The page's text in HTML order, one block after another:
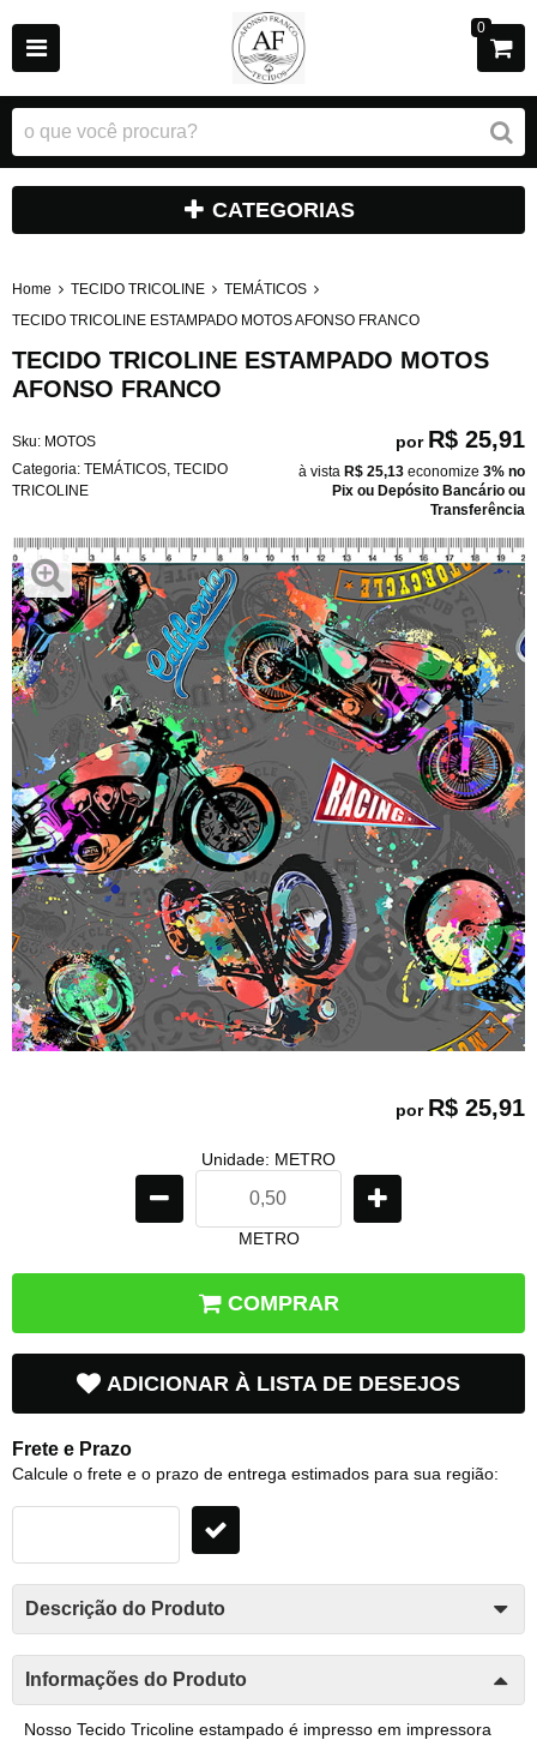
0
CATEGORIAS
Home TECIDO TRICOLINE
TEMÁTICOS
TECIDO TRICOLINE ESTAMPADO MOTOS AFONSO FRANCO
TECIDO TRICOLINE ESTAMPADO MOTOS
AFONSO FRANCO
Sku: MOTOS
Categoria: TEMÁTICOS TECIDO
TRICOLINE
por R$ 25,91
à vista R$ 25,13 economize 3% no
Pix ou Depósito Bancário ou
Transferência
por R$ 25,91
Unidade: METRO
METRO
COMPRAR
ADICIONAR À LISTA DE DESEJOS
Frete e Prazo
Calcule o frete e o prazo de entrega estimados para sua região:
Descrição do Produto
Informações do Produto
Nosso Tecido Tricoline estampado é impresso em impressora